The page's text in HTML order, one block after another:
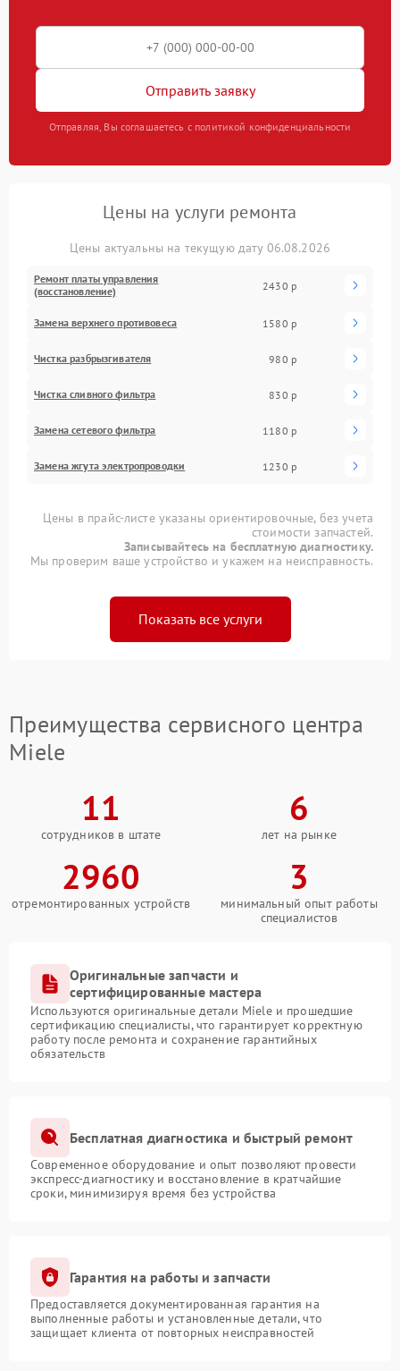
Отправить заявку
Отправляя, Вы соглашаетесь с политикой конфиденциальности
Цены на услуги ремонта
Цены актуальны на текущую дату 06.08.2026
Ремонт платы управления
(восстановление)
2430 р
Замена верхнего противовеса 1580 р
Чистка разбрызгивателя 980 р
Чистка сливного фильтра 830 р
Замена сетевого фильтра 1180 р
Замена жгута электропроводки 1230 р
Цены в прайс-листе указаны ориентировочные, без учета
стоимости запчастей.
Записывайтесь на бесплатную диагностику.
Мы проверим ваше устройство и укажем на неисправность.
Показать все услуги
Преимущества сервисного центра
Miele
11
сотрудников в штате
6
лет на рынке
2960
отремонтированных устройств
3
минимальный опыт работы
специалистов
Оригинальные запчасти и
сертифицированные мастера
Используются оригинальные детали Miele и прошедшие
сертификацию специалисты, что гарантирует корректную
работу после ремонта и сохранение гарантийных
обязательств
Бесплатная диагностика и быстрый ремонт
Современное оборудование и опыт позволяют провести
экспресс-диагностику и восстановление в кратчайшие
сроки, минимизируя время без устройства
Гарантия на работы и запчасти
Предоставляется документированная гарантия на
выполненные работы и установленные детали, что
защищает клиента от повторных неисправностей